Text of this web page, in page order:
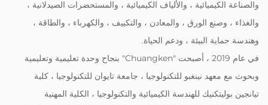
والصناعة الكيميائية ، والألياف الكيميائية ، والمستحضرات الصيدلانية ،
والغذاء ، وصنع الورق ، والمعادن ، والتكييف ، والكهرباء ، والطاقة ،
وهندسة حماية البيئة ، ودعم الحياة.
في عام 2019 ، أصبحت "Chuangken" بنجاح وحدة تعليمية وتعليمية
وبحوث مع معهد نينغبو للتكنولوجيا ، جامعة تايوان للتكنولوجيا ، كلية
تيانجين بوليتكنيك للهندسة الكيميائية والتكنولوجيا ، الكلية المهنية